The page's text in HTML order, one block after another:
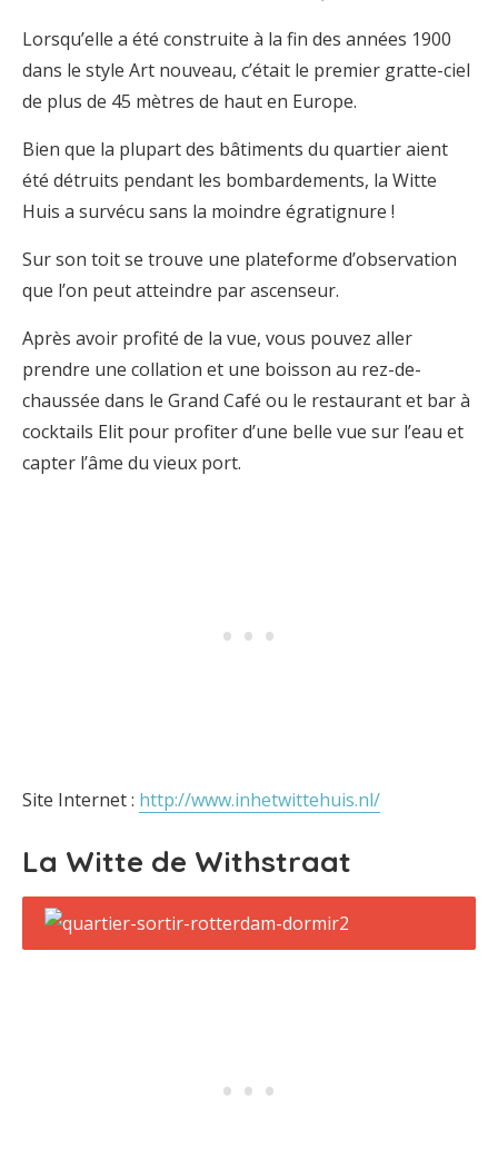
Lorsqu’elle a été construite à la fin des années 1900
dans le style Art nouveau, c’était le premier gratte-ciel
de plus de 45 mètres de haut en Europe.
Bien que la plupart des bâtiments du quartier aient
été détruits pendant les bombardements, la Witte
Huis a survécu sans la moindre égratignure !
Sur son toit se trouve une plateforme d’observation
que l’on peut atteindre par ascenseur.
Après avoir profité de la vue, vous pouvez aller
prendre une collation et une boisson au rez-de-
chaussée dans le Grand Café ou le restaurant et bar à
cocktails Elit pour profiter d’une belle vue sur l’eau et
capter l’âme du vieux port.
Site Internet : http://www.inhetwittehuis.nl/
La Witte de Withstraat